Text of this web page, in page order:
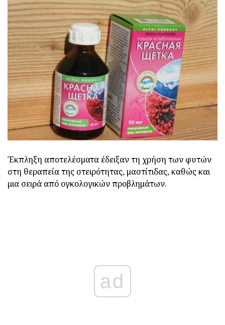
Έκπληξη αποτελέσματα έδειξαν τη χρήση των φυτών
στη θεραπεία της στειρότητας, μαστίτιδας, καθώς και
μια σειρά από ογκολογικών προβλημάτων.
ad